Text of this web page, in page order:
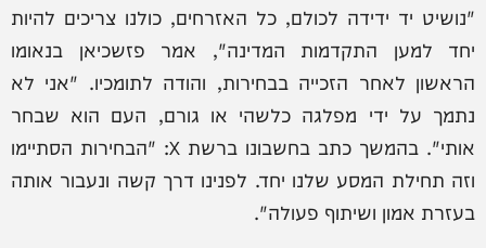
"נושיט יד ידידה לכולם, כל האזרחים, כולנו צריכים להיות
יחד למען התקדמות המדינה", אמר פזשכיאן בנאומו
הראשון לאחר הזכייה בבחירות, והודה לתומכיו. "אני לא
נתמך על ידי מפלגה כלשהי או גורם, העם הוא שבחר
אותי". בהמשך כתב בחשבונו ברשת X: "הבחירות הסתיימו
וזה תחילת המסע שלנו יחד. לפנינו דרך קשה ונעבור אותה
בעזרת אמון ושיתוף פעולה".